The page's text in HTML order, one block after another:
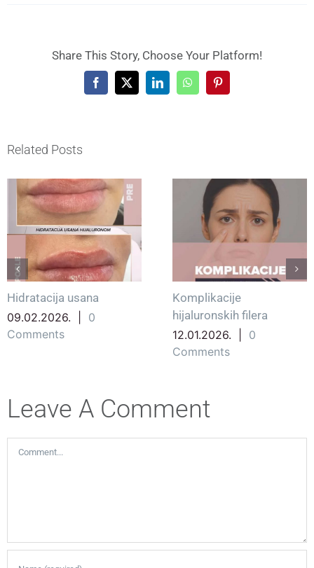
Share This Story, Choose Your Platform!
Facebook
X LinkedInWhatsAppPinterest
Related Posts
Hidratacija usana
09.02.2026.
0
Comments
Komplikacije
hijaluronskih filera
12.01.2026.
0
Comments
Leave A Comment
Comment